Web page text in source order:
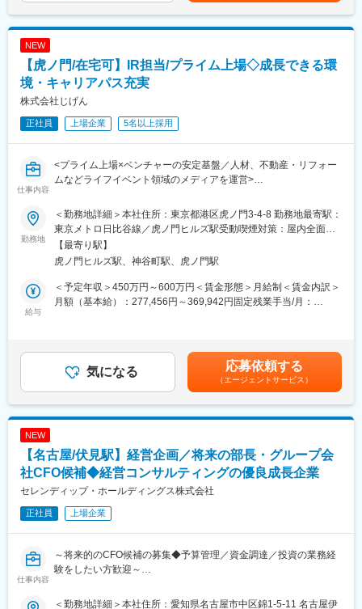
■働き方
・フルフレックス（コアタイムなし）
・土日祝休み／年間休日125日
5,000名以上、全国150拠点以上を展開。「すべてのエンジニアに
チャンスを。」を掲げ、年間約5万人のキャリア支援を行っていま
変更の範囲：会社の定める業務
NEW
【虎ノ門/在宅可】IR担当/プライム上場◇成長できる環
境・キャリアパス充実
株式会社じげん
正社員 上場企業 5名以上採用
仕事内容
<プライム上場×ベンチャーの安定基盤／人材、不動産・リフォー
ムなどライフイベント領域のメディアを運営>
【募集概要】
東証プライム上場インターネット企業として事業、組織ともに急
成長している当社にて、IR担当としてご活躍いただきます。
【仕事内容】
IR担当であり会社の顔として、世界中の投資家に対し、企業価値
を向上させるコミュニケーション戦略を立案・実行していただき
ます。
・IR戦略の立案サポート・実行
・機関投資家、アナリスト、国内外の投資家等とのコミュニケー
ション
上記以外にも、ご経験・ご志向によってはその他ファイナンスや
M&A業務への拡張も検討致します。
【仕事の魅力】
ションです。
・IPO前のスタートアップと比較すると資金面・ノウハウ・経験可
い非連続成長が可能であり、また大手企業と比較すると裁量・ス
勤務地
＜勤務地詳細＞本社住所：東京都港区虎ノ門3-4-8 勤務地最寄駅：
東京メトロ日比谷線／虎ノ門ヒルズ駅受動喫煙対策：屋内全面禁
煙変更の範囲：会社の定める事業所（リモートワーク含む）
【最寄り駅】
虎ノ門ヒルズ駅、神谷町駅、虎ノ門駅
給与
＜予定年収＞450万円～600万円＜賃金形態＞月給制＜賃金内訳＞
月額（基本給）：277,456円～369,942円固定残業手当/月：
上記はあくまで想定であり、ご経験・スキルを考慮して決定。※採
用時のポジションにより、年収が変動する可能性がございます。
試用期間終了後、別途役職手当・管理監督者手当を支給する場合
あり。■給与改定：年4回賃金はあくまでも目安の金額であり、選
考を通じて上下する可能性があります。月給(月額)は固定手当を含
気になる 応募依頼する
（エージェントサービス）
NEW
【名古屋/伏見駅】経営企画／将来の部長・グループ会
社CFO候補◆経営コンサルティングの優良成長企業
セレンディップ・ホールディングス株式会社
正社員 上場企業
仕事内容
～将来的のCFO候補の募集◆予算管理／資金調達／投資の業務経
験をしたい方歓迎～
■業務概要：
＜勤務地詳細＞本社住所：愛知県名古屋市中区錦1-5-11 名古屋伊